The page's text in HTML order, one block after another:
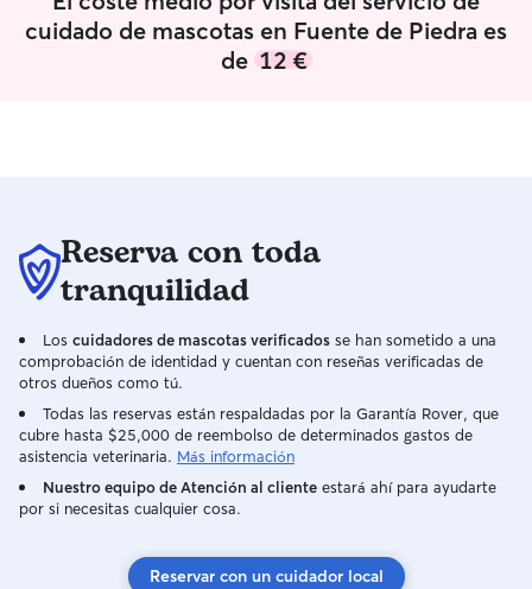
cuidado de mascotas en Fuente de Piedra es
de 12 €
Reserva con toda
tranquilidad
Los cuidadores de mascotas verificados se han sometido a una
comprobación de identidad y cuentan con reseñas verificadas de
otros dueños como tú.
Todas las reservas están respaldadas por la Garantía Rover, que
cubre hasta $25,000 de reembolso de determinados gastos de
asistencia veterinaria. Más información
Nuestro equipo de Atención al cliente estará ahí para ayudarte
por si necesitas cualquier cosa.
Reservar con un cuidador local